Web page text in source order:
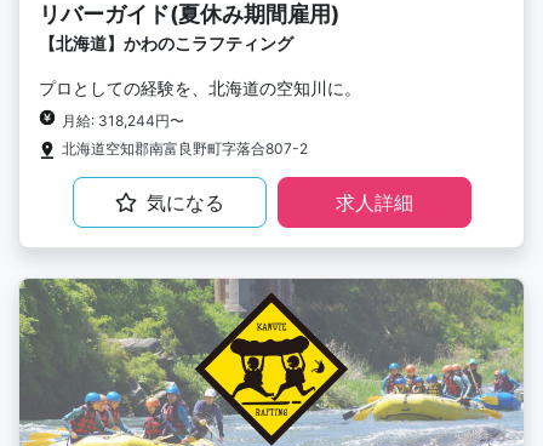
リバーガイド(夏休み期間雇用)
【北海道】かわのこラフティング
プロとしての経験を、北海道の空知川に。
月給: 318,244円〜
北海道空知郡南富良野町字落合807-2
気になる 求人詳細